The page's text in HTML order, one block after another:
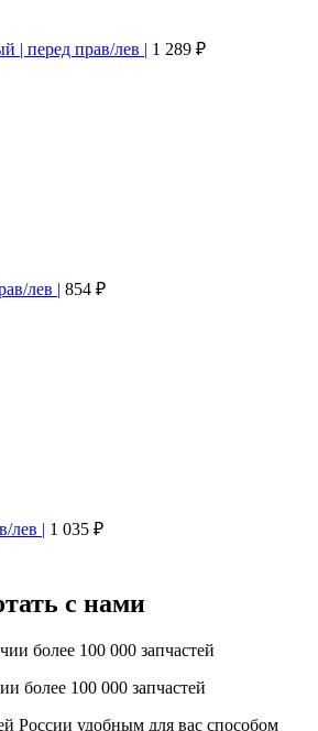
| перед прав/лев | 1 289 ₽
лев | 854 ₽
лев | 1 035 ₽
с нами
более 100 000 запчастей